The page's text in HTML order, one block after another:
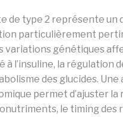
de type 2 représente un
particulièrement
variations génétiques
à l’insuline, la régulation
des glucides. Une
permet d’ajuster
le timing des